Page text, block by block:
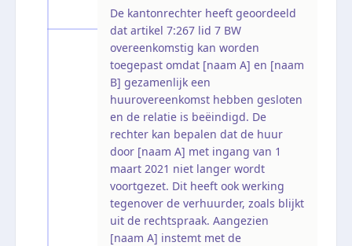
De kantonrechter heeft geoordeeld
dat artikel 7:267 lid 7 BW
overeenkomstig kan worden
toegepast omdat [naam A] en [naam
B] gezamenlijk een
huurovereenkomst hebben gesloten
en de relatie is beëindigd. De
rechter kan bepalen dat de huur
door [naam A] met ingang van 1
maart 2021 niet langer wordt
voortgezet. Dit heeft ook werking
tegenover de verhuurder, zoals blijkt
uit de rechtspraak. Aangezien
[naam A] instemt met de